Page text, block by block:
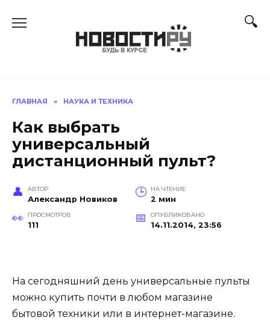
ГЛАВНАЯ » НАУКА И ТЕХНИКА
Как выбрать
универсальный
дистанционный пульт?
АВТОР
Александр Новиков
НА ЧТЕНИЕ
2 мин
ПРОСМОТРОВ
111
ОПУБЛИКОВАНО
14.11.2014, 23:56
На сегодняшний день универсальные пульты
можно купить почти в любом магазине
бытовой техники или в интернет-магазине.